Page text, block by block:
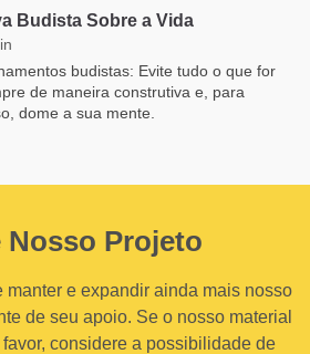
Budista Sobre a Vida
budistas: Evite tudo o que for
de maneira construtiva e, para
dome a sua mente.
Nosso Projeto
manter e expandir ainda mais nosso
de seu apoio. Se o nosso material
favor, considere a possibilidade de